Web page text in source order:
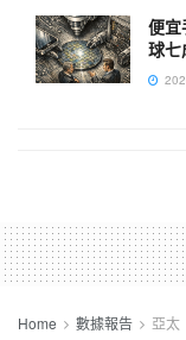
便宜
球七
Home 數據報告 亞太